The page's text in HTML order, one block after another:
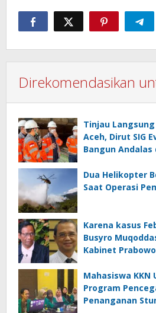
Direkomendasikan
Tinjau
Aceh, Dirut SIG
Bangun Andalas
Dua Helikopter
Saat Operasi
Karena kasus
Busyro
Kabinet Prabowo
Mahasiswa KKN
Program
Penanganan